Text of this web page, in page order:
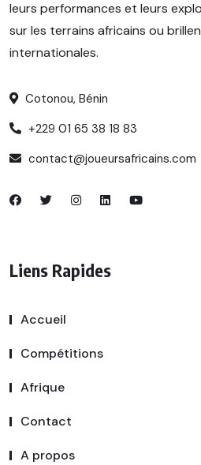
leurs performances et leurs
sur les terrains africains ou
internationales.
Cotonou, Bénin
+229 01 65 38 18 83
contact@joueursafricains.com
Liens Rapides
Accueil
Compétitions
Afrique
Contact
A propos